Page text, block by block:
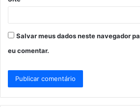
Salvar meus dados neste navegador
eu comentar.